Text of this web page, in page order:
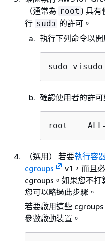
（通常為 root ) 具有
行 sudo 的許可。
執行下列命令以開
sudo visudo
確認使用者的許可
root
（選用） 若要執行容
cgroups
v1，而且
cgroups。如果您不打
您可以略過此步驟。
若要啟用這些
參數啟動裝置。